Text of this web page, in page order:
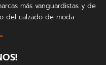
más vanguardistas y de
del calzado de moda